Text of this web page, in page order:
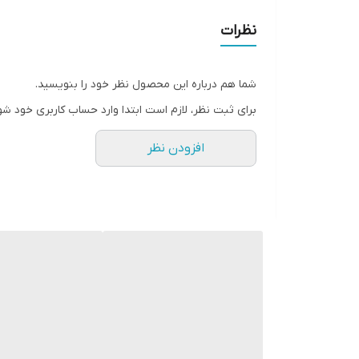
• تغذیه و تقویت کننده مو
• حجم ۳۰ میل
نظرات
شما هم درباره این محصول نظر خود را بنویسید.
برای ثبت نظر، لازم است ابتدا وارد حساب کاربری خود
افزودن نظر